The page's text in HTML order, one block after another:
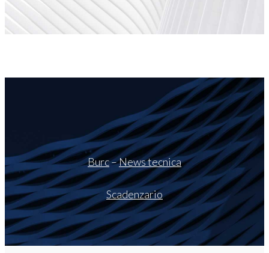
Burc–News tecnica
Scadenzario